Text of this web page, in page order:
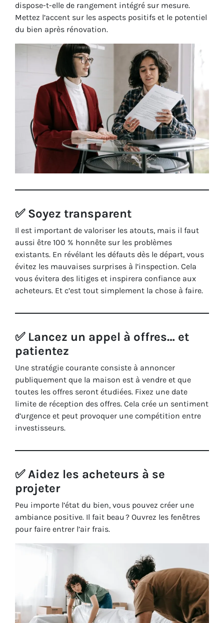
dispose-t-elle de rangement intégré sur mesure.
Mettez l’accent sur les aspects positifs et le potentiel
du bien après rénovation.
✅ Soyez transparent
Il est important de valoriser les atouts, mais il faut
aussi être 100 % honnête sur les problèmes
existants. En révélant les défauts dès le départ, vous
évitez les mauvaises surprises à l’inspection. Cela
vous évitera des litiges et inspirera confiance aux
acheteurs. Et c’est tout simplement la chose à faire.
✅ Lancez un appel à offres… et
patientez
Une stratégie courante consiste à annoncer
publiquement que la maison est à vendre et que
toutes les offres seront étudiées. Fixez une date
limite de réception des offres. Cela crée un sentiment
d’urgence et peut provoquer une compétition entre
investisseurs.
✅ Aidez les acheteurs à se
projeter
Peu importe l’état du bien, vous pouvez créer une
ambiance positive. Il fait beau ? Ouvrez les fenêtres
pour faire entrer l’air frais.